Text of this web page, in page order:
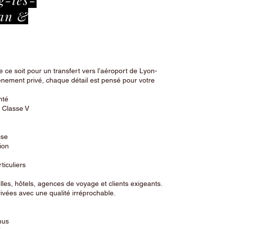
&
soit pour un transfert vers l’aéroport de Lyon-
privé, chaque détail est pensé pour votre
V
hôtels, agences de voyage et clients exigeants.
avec une qualité irréprochable.